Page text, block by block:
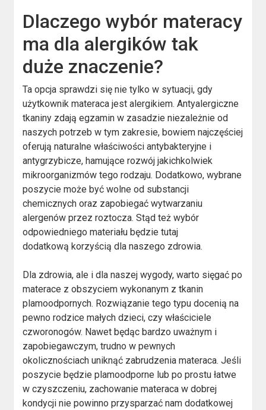
Dlaczego wybór materacy
ma dla alergików tak
duże znaczenie?
Ta opcja sprawdzi się nie tylko w sytuacji, gdy
użytkownik materaca jest alergikiem. Antyalergiczne
tkaniny zdają egzamin w zasadzie niezależnie od
naszych potrzeb w tym zakresie, bowiem najczęściej
oferują naturalne właściwości antybakteryjne i
antygrzybicze, hamujące rozwój jakichkolwiek
mikroorganizmów tego rodzaju. Dodatkowo, wybrane
poszycie może być wolne od substancji
chemicznych oraz zapobiegać wytwarzaniu
alergenów przez roztocza. Stąd też wybór
odpowiedniego materiału będzie tutaj
dodatkową korzyścią dla naszego zdrowia.
Dla zdrowia, ale i dla naszej wygody, warto sięgać po
materace z obszyciem wykonanym z tkanin
plamoodpornych. Rozwiązanie tego typu docenią na
pewno rodzice małych dzieci, czy właściciele
czworonogów. Nawet będąc bardzo uważnym i
zapobiegawczym, trudno w pewnych
okolicznościach uniknąć zabrudzenia materaca. Jeśli
poszycie będzie plamoodporne lub po prostu łatwe
w czyszczeniu, zachowanie materaca w dobrej
kondycji nie powinno przysparzać nam dodatkowej